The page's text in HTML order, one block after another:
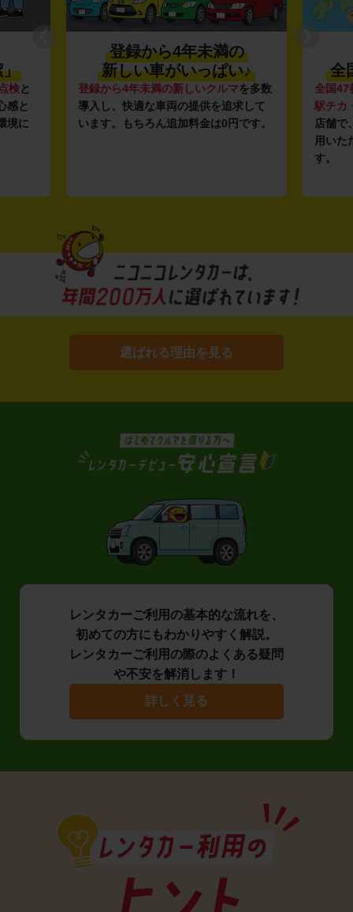
」
検と
感と
境に
登録から4年未満の
新しい車がいっぱい♪
登録から4年未満の新しいクルマを多数
導入し、快適な車両の提供を追求して
います。もちろん追加料金は0円です。
全
全国47
駅チカ
店舗で
用いた
す。
選ばれる理由を見る
レンタカーご利用の基本的な流れを、
初めての方にもわかりやすく解説。
レンタカーご利用の際のよくある疑問
や不安を解消します！
詳しく見る